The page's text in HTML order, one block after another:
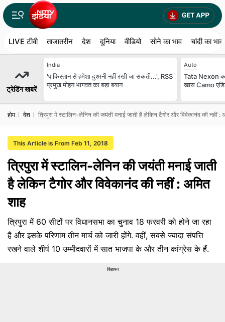
LIVE टीवी ताजातरीन देश दुनिया वीडियो सोने का भाव चांदी का भाव
ट्रेडिंग खबरें
India
'पाकिस्तान से हमेशा दुश्मनी नहीं रखी जा सकती...', RSS
प्रमुख मोहन भागवत का बड़ा बयान
Auto
Tata Nexon
खास Camo
होम देश त्रिपुरा में स्टालिन-लेनिन की जयंती मनाई जाती है लेकिन टैगोर और विवेकानंद की नहीं :
This Article is From Feb 11, 2018
त्रिपुरा में स्टालिन-लेनिन की जयंती मनाई जाती
है लेकिन टैगोर और विवेकानंद की नहीं : अमित
शाह
त्रिपुरा में 60 सीटों पर विधानसभा का चुनाव 18 फरवरी को होने जा रहा
है और इसके परिणाम तीन मार्च को जारी होंगे. वहीं, सबसे ज्यादा संपत्ति
रखने वाले शीर्ष 10 उम्मीदवारों में सात भाजपा के और तीन कांग्रेस के हैं.
विज्ञापन